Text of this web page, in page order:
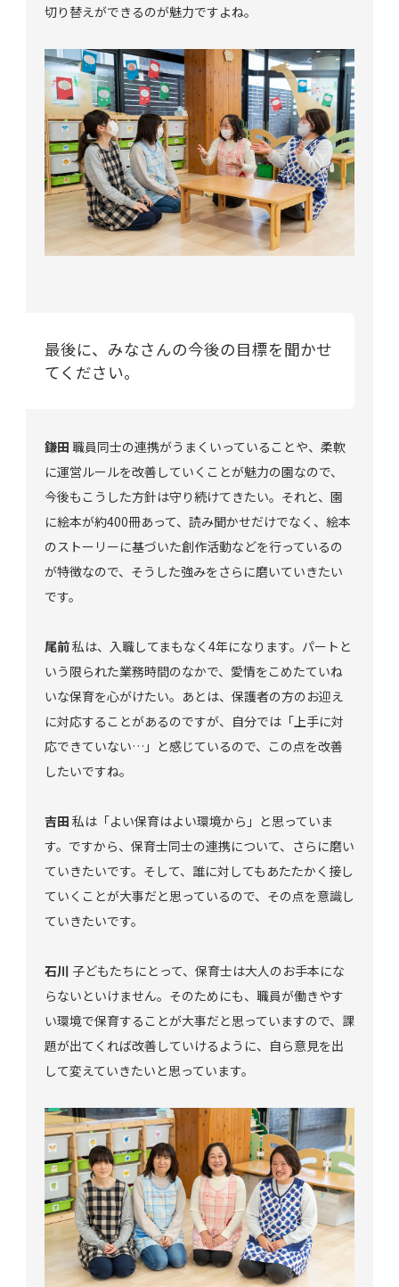
切り替えができるのが魅力ですよね。
最後に、みなさんの今後の目標を聞かせ
てください。
鎌田 職員同士の連携がうまくいっていることや、柔軟
に運営ルールを改善していくことが魅力の園なので、
今後もこうした方針は守り続けてきたい。それと、園
に絵本が約400冊あって、読み聞かせだけでなく、絵本
のストーリーに基づいた創作活動などを行っているの
が特徴なので、そうした強みをさらに磨いていきたい
です。
尾前私は、入職してまもなく4年になります。パートと
いう限られた業務時間のなかで、愛情をこめたていね
いな保育を心がけたい。あとは、保護者の方のお迎え
に対応することがあるのですが、自分では「上手に対
応できていない…」と感じているので、この点を改善
したいですね。
吉田 私は「よい保育はよい環境から」と思っていま
す。ですから、保育士同士の連携について、さらに磨い
ていきたいです。そして、誰に対してもあたたかく接し
ていくことが大事だと思っているので、その点を意識し
ていきたいです。
石川 子どもたちにとって、保育士は大人のお手本にな
らないといけません。そのためにも、職員が働きやす
い環境で保育することが大事だと思っていますので、課
題が出てくれば改善していけるように、自ら意見を出
して変えていきたいと思っています。